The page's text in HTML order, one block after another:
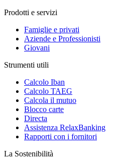
Prodotti e servizi
Famiglie e privati
Aziende e Professionisti
Giovani
Strumenti utili
Calcolo Iban
Calcolo TAEG
Calcola il mutuo
Blocco carte
Directa
Assistenza RelaxBanking
Rapporti con i fornitori
La Sostenibilità